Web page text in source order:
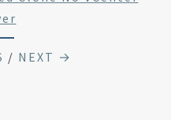
/ NEXT →